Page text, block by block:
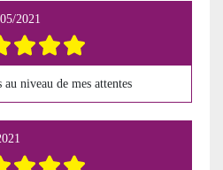
2021
au niveau de mes attentes